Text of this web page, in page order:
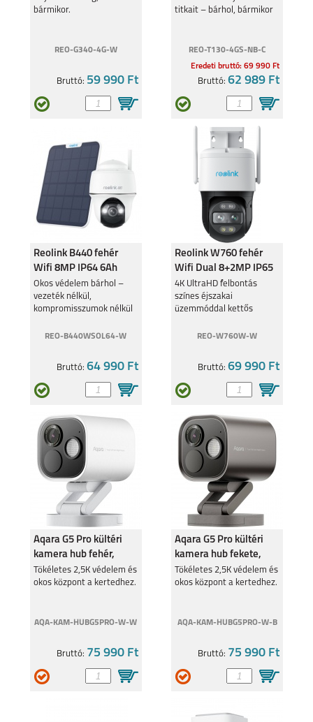
GALAXY Z FOLD4
SAMSUNG GALAXY
SAMSUNG GALAXY
SAMSUNG GALAXY
GALAXY S22 ULTRA
GALAXY S22+ 5G GALAXY S22 5G
GALAXY A03
GALAXY Z FOLD3 5G GALAXY Z FLIP3
bármikor.
REO-G340-4G-W
Bruttó: 59 990 Ft
kamera
titkait – bárhol, bármikor
REO-T130-4GS-NB-C
Eredeti bruttó: 69 990 Ft
Bruttó:62 989 Ft
Reolink B440 fehér
Wifi 8MP IP64 6Ah
Solar panellel
Okos védelem bárhol –
vezeték nélkül,
kompromisszumok nélkül
REO-B440WSOL64-W
Bruttó: 64 990 Ft
Reolink W760 fehér
Wifi Dual 8+2MP IP65
kültéri kamera
4K UltraHD felbontás
színes éjszakai
üzemmóddal kettős
REO-W760W-W
Bruttó:69 990 Ft
Aqara G5 Pro kültéri
kamera hub fehér,
Zigbee és Thread Wifi
Tökéletes 2,5K védelem és
okos központ a kertedhez.
AQA-KAM-HUBG5PRO-W-W
Bruttó: 75 990 Ft
Aqara G5 Pro kültéri
kamera hub fekete,
Zigbee és Thread Wifi
Tökéletes 2,5K védelem és
okos központ a kertedhez.
AQA-KAM-HUBG5PRO-W-B
Bruttó: 75 990 Ft